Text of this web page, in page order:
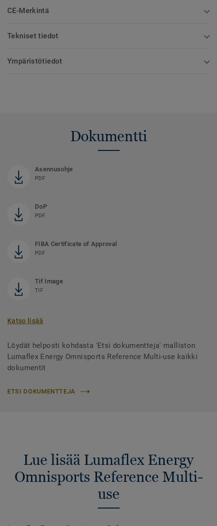
CE-Merkintä
Tekniset tiedot
Ympäristötiedot
Dokumentti
Asennusohje
PDF
DoP
PDF
FIBA Certificate of Approval
PDF
Tif Image
TIF
Katso lisää
Löydät helposti kohdasta 'Etsi dokumentteja' malliston
Lumaflex Energy Omnisports Reference Multi-use kaikki
dokumentit
ETSI DOKUMENTTEJA
Lue lisää Lumaflex Energy
Omnisports Reference Multi-
use